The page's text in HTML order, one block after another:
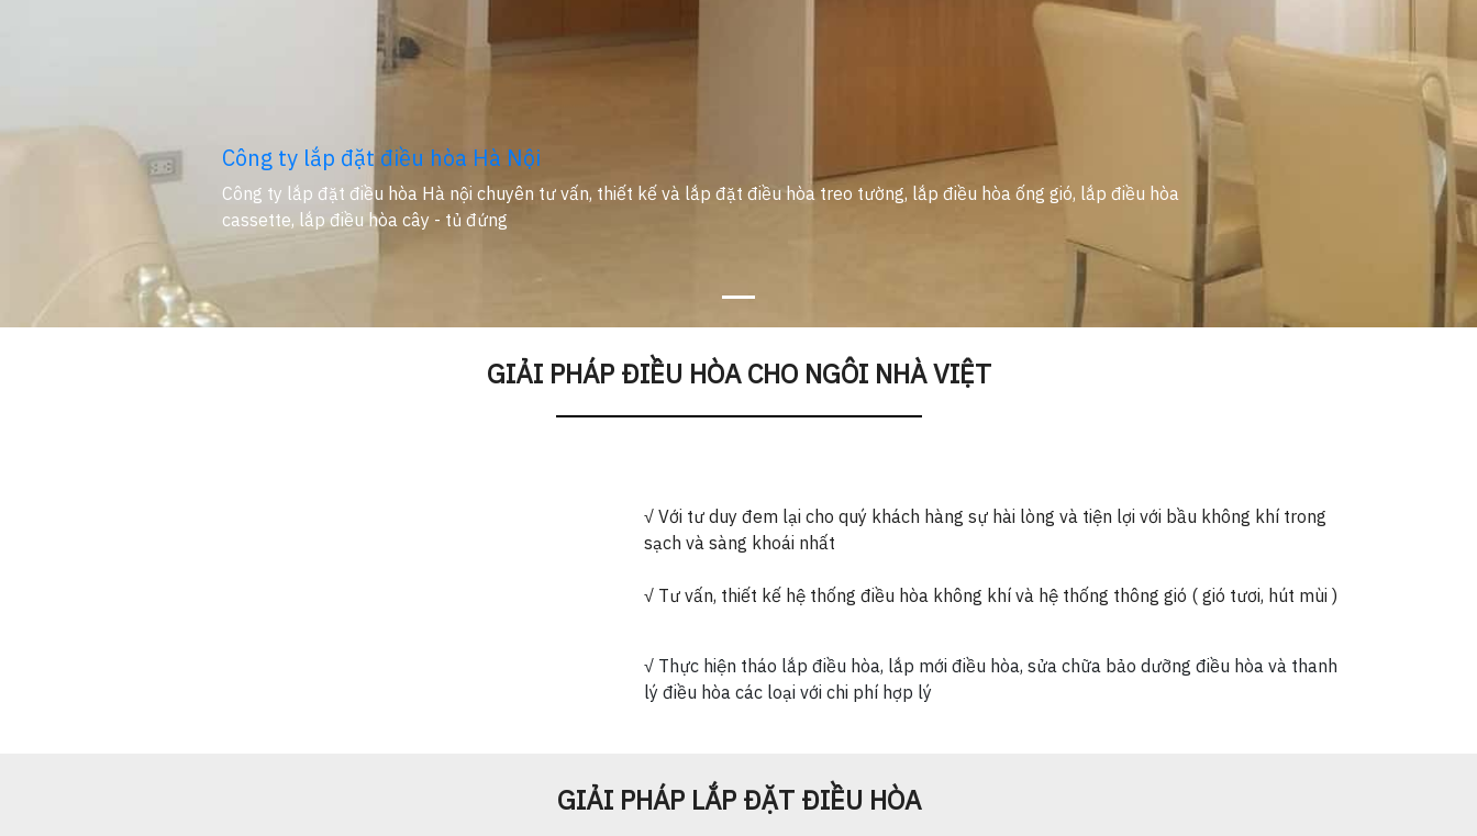
Công ty lắp đặt điều hòa Hà Nội
Công ty lắp đặt điều hòa Hà nội chuyên tư vấn, thiết kế và lắp đặt điều hòa treo tường, lắp điều hòa ống gió, lắp điều hòa
cassette, lắp điều hòa cây - tủ đứng
GIẢI PHÁP ĐIỀU HÒA CHO NGÔI NHÀ VIỆT
√ Với tư duy đem lại cho quý khách hàng sự hài lòng và tiện lợi với bầu không khí trong
sạch và sàng khoái nhất
√ Tư vấn, thiết kế hệ thống điều hòa không khí và hệ thống thông gió ( gió tươi, hút mùi )
√ Thực hiện tháo lắp điều hòa, lắp mới điều hòa, sửa chữa bảo dưỡng điều hòa và thanh
lý điều hòa các loại với chi phí hợp lý
GIẢI PHÁP LẮP ĐẶT ĐIỀU HÒA